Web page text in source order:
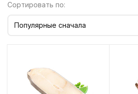
Сортировать по:
Популярные сначала